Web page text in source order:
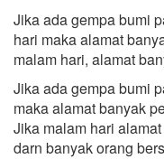
Jika ada gempa bumi
hari maka alamat
malam hari, alamat
Jika ada gempa bumi
maka alamat banyak
Jika malam hari
darn banyak orang